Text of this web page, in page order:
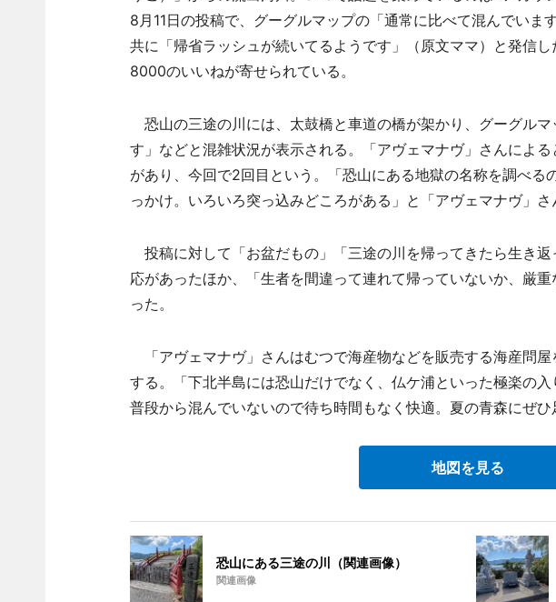
8月11日の投稿で、グーグルマップの「通常に比べて混んでいま
共に「帰省ラッシュが続いてるようです」（原文ママ）と発信
8000のいいねが寄せられている。
恐山の三途の川には、太鼓橋と車道の橋が架かり、グーグルマ
す」などと混雑状況が表示される。「アヴェマナヴ」さんによ
があり、今回で2回目という。「恐山にある地獄の名称を調べる
っかけ。いろいろ突っ込みどころがある」と「アヴェマナヴ」さ
投稿に対して「お盆だもの」「三途の川を帰ってきたら生き
応があったほか、「生者を間違って連れて帰っていないか、厳
った。
「アヴェマナヴ」さんはむつで海産物などを販売する海産問
する。「下北半島には恐山だけでなく、仏ケ浦といった極楽の
普段から混んでいないので待ち時間もなく快適。夏の青森にぜひ
地図を見る
恐山にある三途の川（関連画像）
関連画像